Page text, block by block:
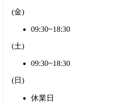
(金)
09:30~18:30
(土)
09:30~18:30
(日 )
休業日